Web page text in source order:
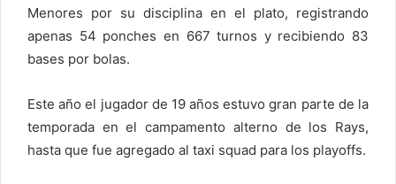
Menores por su disciplina en el plato, registrando
apenas 54 ponches en 667 turnos y recibiendo 83
bases por bolas.
Este año el jugador de 19 años estuvo gran parte de la
temporada en el campamento alterno de los Rays,
hasta que fue agregado al taxi squad para los playoffs.